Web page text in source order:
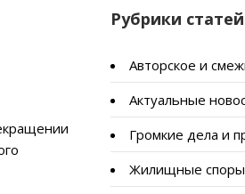
Рубрики статей
Авторское и
Актуальные
Громкие дела и
Жилищные споры